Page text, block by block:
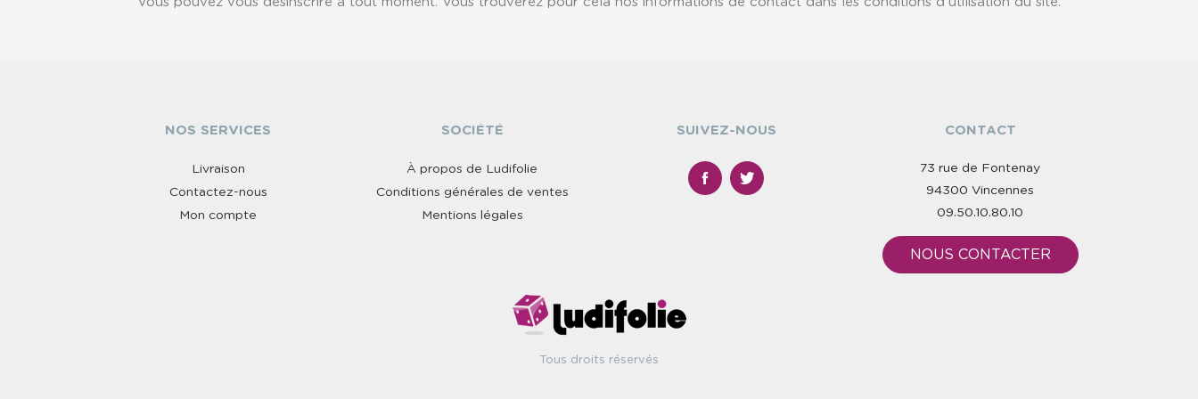
NOS SERVICES
Livraison
Contactez-nous
Mon compte
SOCIÉTÉ
À propos de Ludifolie
Conditions générales de ventes
Mentions légales
SUIVEZ-NOUS CONTACT
73 rue de Fontenay
94300 Vincennes
09.50.10.80.10
NOUS CONTACTER
Tous droits réservés